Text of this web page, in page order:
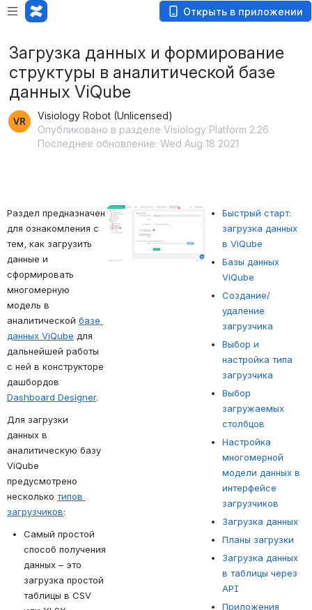
Открыть в приложении
Загрузка данных и формирование
структуры в аналитической базе
данных ViQube
Visiology Robot (Unlicensed)
Опубликовано в разделе Visiology Platform 2.26
Последнее обновление: Wed Aug 18 2021
Раздел предназначен
для ознакомления с
тем, как загрузить
данные и
сформировать
многомерную
модель в
аналитической базе
данных ViQube для
дальнейшей работы
с ней в конструкторе
Dashboard Designer.
Для загрузки
данных в
аналитическую базу
ViQube
предусмотрено
несколько типов
загрузчиков:
Самый простой
способ получения
данных – это
загрузка простой
таблицы в CSV
Открыть файл «»
Быстрый старт:
загрузка данных
в ViQube
Базы данных
ViQube
Создание/
удаление
загрузчика
Выбор и
настройка типа
загрузчика
Выбор
загружаемых
столбцов
Настройка
многомерной
модели данных в
интерфейсе
загрузчиков
Загрузка данных
Планы загрузки
Загрузка данных
в таблицы через
API
Приложения